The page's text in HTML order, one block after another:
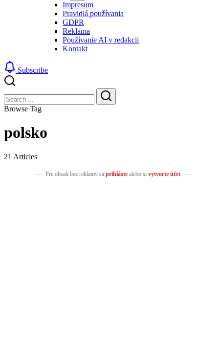
Impresum
Pravidlá používania
GDPR
Reklama
Používanie AI v redakcii
Kontakt
Subscribe
Search
Search
Browse Tag
polsko
21 Articles
Pre obsah bez reklamy sa prihlástealebo si vytvorte účet.